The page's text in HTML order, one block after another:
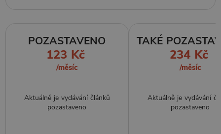
POZASTAVENO
123 Kč
/měsíc
Aktuálně je vydávání článků
pozastaveno
TAKÉ
234 Kč
/měsíc
Aktuálně je vydávání
pozastaveno